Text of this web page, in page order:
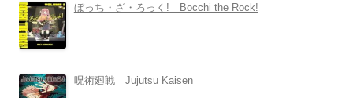
ぼっち・ざ・ろっく! Bocchi the Rock!
呪術廻戦 Jujutsu Kaisen